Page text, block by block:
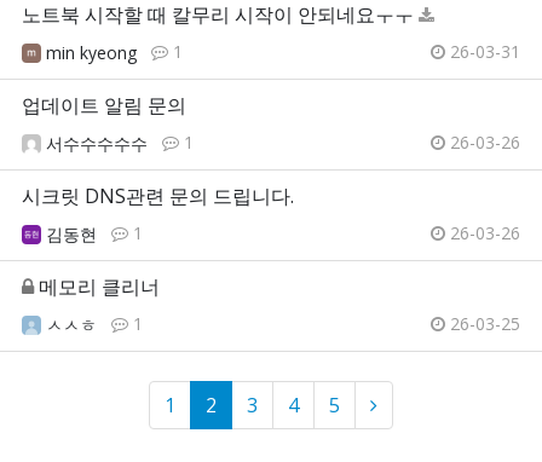
노트북 시작할 때 칼무리 시작이 안되네요ㅜㅜ
min kyeong 1 26-03-31
업데이트 알림 문의
서수수수수수 1 26-03-26
시크릿 DNS관련 문의 드립니다.
김동현 1 26-03-26
메모리 클리너
ㅅㅅㅎ 1 26-03-25
1 2 3 4 5